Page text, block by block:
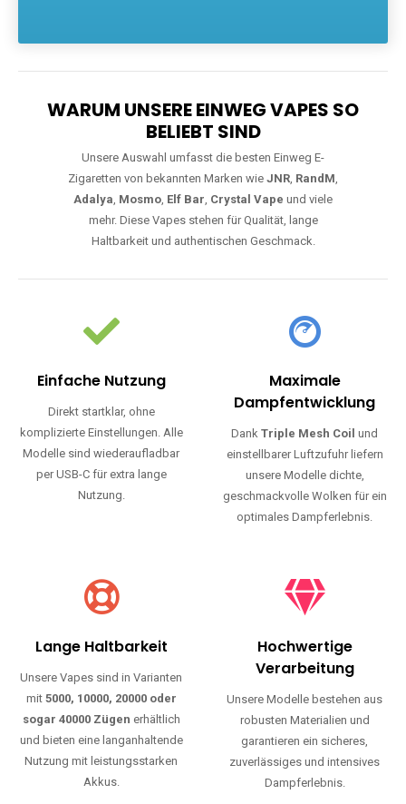
WARUM UNSERE EINWEG VAPES SO
BELIEBT SIND
Unsere Auswahl umfasst die besten Einweg E-
Zigaretten von bekannten Marken wie JNR, RandM,
Adalya, Mosmo, Elf Bar, Crystal Vape und viele
mehr. Diese Vapes stehen für Qualität, lange
Haltbarkeit und authentischen Geschmack.
Einfache Nutzung
Direkt startklar, ohne
komplizierte Einstellungen. Alle
Modelle sind wiederaufladbar
per USB-C für extra lange
Nutzung.
Maximale
Dampfentwicklung
DankTriple Mesh Coil und
einstellbarer Luftzufuhr liefern
unsere Modelle dichte,
geschmackvolle Wolken für ein
optimales Dampferlebnis.
Lange Haltbarkeit
Unsere Vapes sind in Varianten
mit 5000, 10000, 20000 oder
sogar 40000 Zügen erhältlich
und bieten eine langanhaltende
Nutzung mit leistungsstarken
Akkus.
Hochwertige
Verarbeitung
Unsere Modelle bestehen aus
robusten Materialien und
garantieren ein sicheres,
zuverlässiges und intensives
Dampferlebnis.